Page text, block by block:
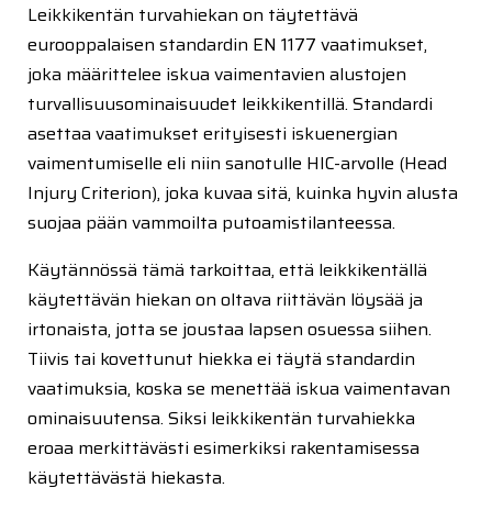
Leikkikentän turvahiekan on täytettävä
eurooppalaisen standardin EN 1177 vaatimukset,
joka määrittelee iskua vaimentavien alustojen
turvallisuusominaisuudet leikkikentillä. Standardi
asettaa vaatimukset erityisesti iskuenergian
vaimentumiselle eli niin sanotulle HIC-arvolle (Head
Injury Criterion), joka kuvaa sitä, kuinka hyvin alusta
suojaa pään vammoilta putoamistilanteessa.
Käytännössä tämä tarkoittaa, että leikkikentällä
käytettävän hiekan on oltava riittävän löysää ja
irtonaista, jotta se joustaa lapsen osuessa siihen.
Tiivis tai kovettunut hiekka ei täytä standardin
vaatimuksia, koska se menettää iskua vaimentavan
ominaisuutensa. Siksi leikkikentän turvahiekka
eroaa merkittävästi esimerkiksi rakentamisessa
käytettävästä hiekasta.